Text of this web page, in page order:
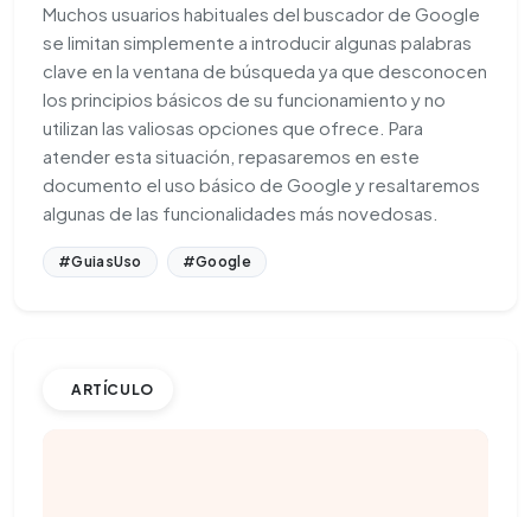
Muchos usuarios habituales del buscador de Google
se limitan simplemente a introducir algunas palabras
clave en la ventana de búsqueda ya que desconocen
los principios básicos de su funcionamiento y no
utilizan las valiosas opciones que ofrece. Para
atender esta situación, repasaremos en este
documento el uso básico de Google y resaltaremos
algunas de las funcionalidades más novedosas.
#GuiasUso #Google
ARTÍCULO